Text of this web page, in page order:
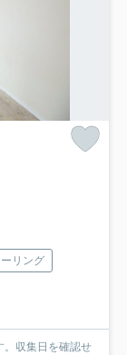
リング
。収集日を確認せ